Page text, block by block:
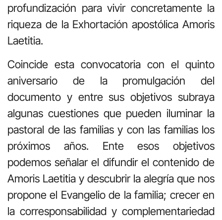
profundización para vivir concretamente la
riqueza de la Exhortación apostólica Amoris
Laetitia.
Coincide esta convocatoria con el quinto
aniversario de la promulgación del
documento y entre sus objetivos subraya
algunas cuestiones que pueden iluminar la
pastoral de las familias y con las familias los
próximos años. Ente esos objetivos
podemos señalar el difundir el contenido de
Amoris Laetitia y descubrir la alegría que nos
propone el Evangelio de la familia; crecer en
la corresponsabilidad y complementariedad